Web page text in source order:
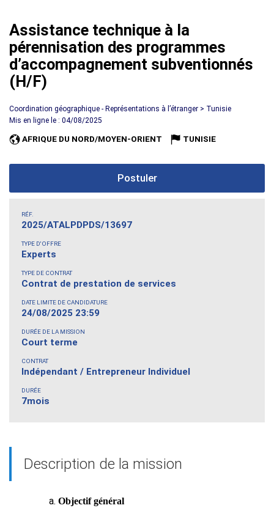
Assistance technique à la
pérennisation des programmes
d’accompagnement subventionnés
(H/F)
Coordination géographique - Représentations à l’étranger > Tunisie
Mis en ligne le : 04/08/2025
AFRIQUE DU NORD/MOYEN-ORIENT TUNISIE
Postuler
RÉF.
2025/ATALPDPDS/13697
TYPE D'OFFRE
Experts
TYPE DE CONTRAT
Contrat de prestation de services
DATE LIMITE DE CANDIDATURE
24/08/2025 23:59
DURÉE DE LA MISSION
Court terme
CONTRAT
Indépendant / Entrepreneur Individuel
DURÉE
7mois
Description de la mission
Objectif général